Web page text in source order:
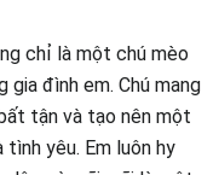
chỉ là một chú mèo
đình em. Chú mang
tận và tạo nên một
yêu. Em luôn hy